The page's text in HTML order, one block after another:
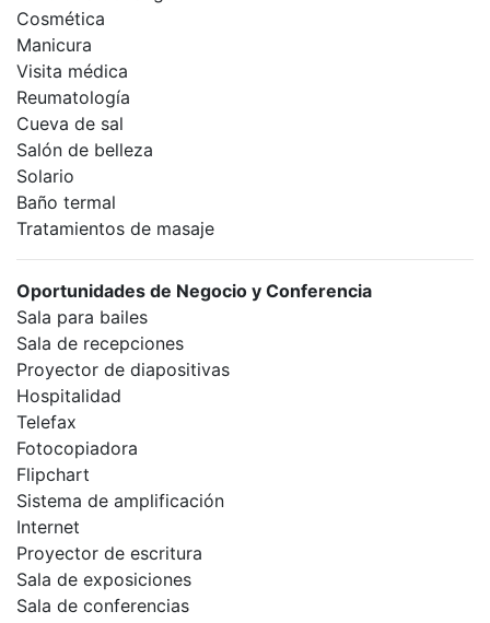
Cosmética
Manicura
Visita médica
Reumatología
Cueva de sal
Salón de belleza
Solario
Baño termal
Tratamientos de masaje
Oportunidades de Negocio y Conferencia
Sala para bailes
Sala de recepciones
Proyector de diapositivas
Hospitalidad
Telefax
Fotocopiadora
Flipchart
Sistema de amplificación
Internet
Proyector de escritura
Sala de exposiciones
Sala de conferencias